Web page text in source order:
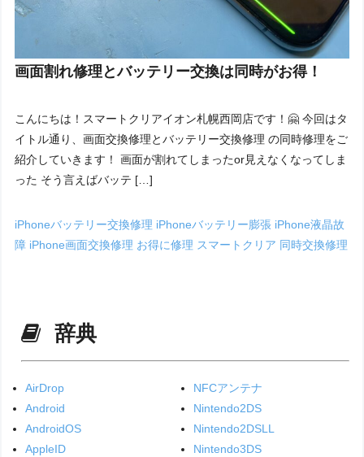
画面割れ修理とバッテリー交換は同時がお得！
こんにちは！スマートクリアイオン札幌西岡店です！🤗 今回はタ
イトル通り、画面交換修理とバッテリー交換修理 の同時修理をご
紹介していきます！ 画面が割れてしまったor見えなくなってしま
った そう言えばバッテ […]
iPhoneバッテリー交換修理 iPhoneバッテリー膨張 iPhone液晶故
障 iPhone画面交換修理 お得に修理 スマートクリア 同時交換修理
辞典
AirDrop
Android
AndroidOS
AppleID
NFCアンテナ
Nintendo2DS
Nintendo2DSLL
Nintendo3DS